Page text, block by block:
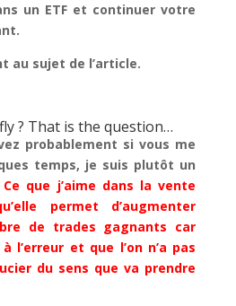
un ETF et continuer votre
au sujet de l’article.
? That is the question…
probablement si vous me
temps, je suis plutôt un
Ce que j’aime dans la vente
permet d’augmenter
de trades gagnants car
l’erreur et que l’on n’a pas
du sens que va prendre